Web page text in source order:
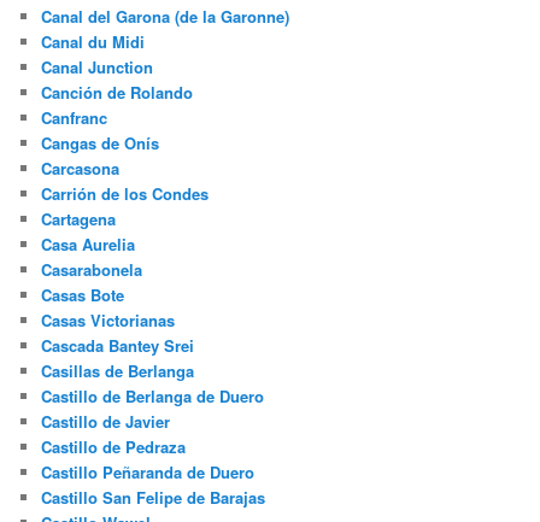
Canal del Garona (de la Garonne)
Canal du Midi
Canal Junction
Canción de Rolando
Canfranc
Cangas de Onís
Carcasona
Carrión de los Condes
Cartagena
Casa Aurelia
Casarabonela
Casas Bote
Casas Victorianas
Cascada Bantey Srei
Casillas de Berlanga
Castillo de Berlanga de Duero
Castillo de Javier
Castillo de Pedraza
Castillo Peñaranda de Duero
Castillo San Felipe de Barajas